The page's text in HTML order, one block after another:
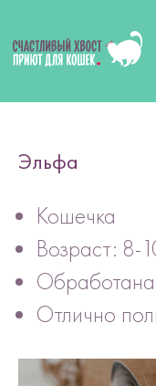
Эльфа
Кошечка
Возраст: 8-
Обработана
Отлично